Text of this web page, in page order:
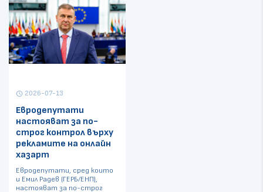
schedule 2026-07-13
Евродепутати
настояват за по-
строг контрол върху
рекламите на онлайн
хазарт
Евродепутати, сред които
и Емил Радев (ГЕРБ/ЕНП),
настояват за по-строг